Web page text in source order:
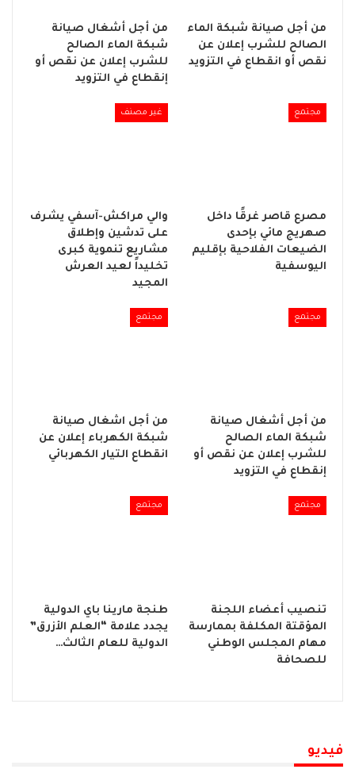
من أجل صيانة شبكة الماء
الصالح للشرب إعلان عن
نقص أو انقطاع في التزويد
من أجل أشغال صيانة
شبكة الماء الصالح
للشرب إعلان عن نقص أو
إنقطاع في التزويد
مجتمع
مصرع قاصر غرقًا داخل
صهريج مائي بإحدى
الضيعات الفلاحية بإقليم
اليوسفية
غير مصنف
والي مراكش-آسفي يشرف
على تدشين وإطلاق
مشاريع تنموية كبرى
تخليداً لعيد العرش
المجيد
مجتمع
من أجل أشغال صيانة
شبكة الماء الصالح
للشرب إعلان عن نقص أو
إنقطاع في التزويد
مجتمع
من أجل اشغال صيانة
شبكة الكهرباء إعلان عن
انقطاع التيار الكهربائي
مجتمع
تنصيب أعضاء اللجنة
المؤقتة المكلفة بممارسة
مهام المجلس الوطني
للصحافة
مجتمع
طنجة مارينا باي الدولية
يجدد علامة “العلم الأزرق”
الدولية للعام الثالث…
فيديو